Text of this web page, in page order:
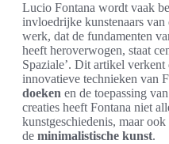
Lucio Fontana wordt vaak
invloedrijke kunstenaars
werk, dat de fundamenten
heeft heroverwogen, staat
Spaziale’. Dit artikel
innovatieve technieken van
doeken en de toepassing
creaties heeft Fontana niet
kunstgeschiedenis, maar
de minimalistische kunst.